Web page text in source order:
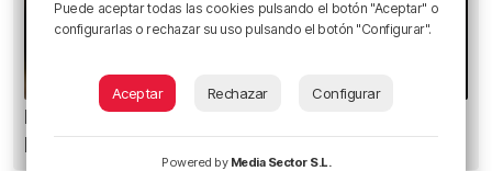
Ni gafas de sol ni radiografías: los errores que
pueden dañar la retina durante el eclipse
Puede aceptar todas las cookies pulsando el botón "Aceptar" o
configurarlas o rechazar su uso pulsando el botón "Configurar".
Aceptar Rechazar Configurar
Powered by Media Sector S.L.